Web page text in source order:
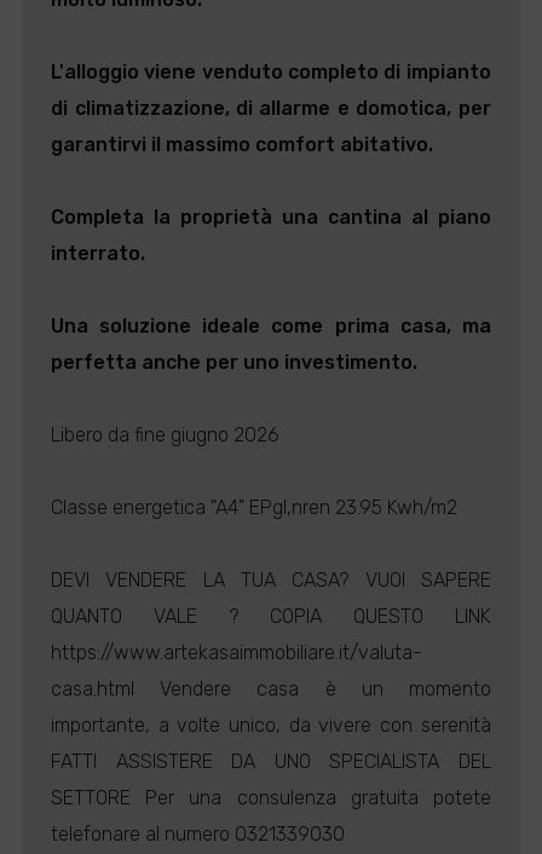
L'alloggio viene venduto completo di impianto
di climatizzazione, di allarme e domotica, per
garantirvi il massimo comfort abitativo.
Completa la proprietà una cantina al piano
interrato.
Una soluzione ideale come prima casa, ma
perfetta anche per uno investimento.
Libero da fine giugno 2026
Classe energetica "A4" EPgl,nren 23.95 Kwh/m2
DEVI VENDERE LA TUA CASA? VUOI SAPERE
QUANTO VALE ? COPIA QUESTO LINK
https://www.artekasaimmobiliare.it/valuta-
casa.html Vendere casa è un momento
importante, a volte unico, da vivere con serenità
FATTI ASSISTERE DA UNO SPECIALISTA DEL
SETTORE Per una consulenza gratuita potete
telefonare al numero 0321339030